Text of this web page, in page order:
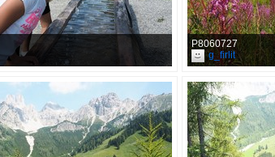
P8060727
g_firlit